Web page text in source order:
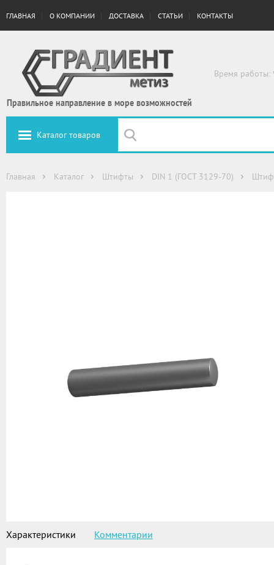
ГЛАВНАЯ О КОМПАНИИ ДОСТАВКА СТАТЬИ КОНТАКТЫ
Правильное направление в море возможностей
Время работы:
Каталог товаров
Главная Каталог Штифты DIN 1 (ГОСТ 3129-70)
Характеристики Комментарии